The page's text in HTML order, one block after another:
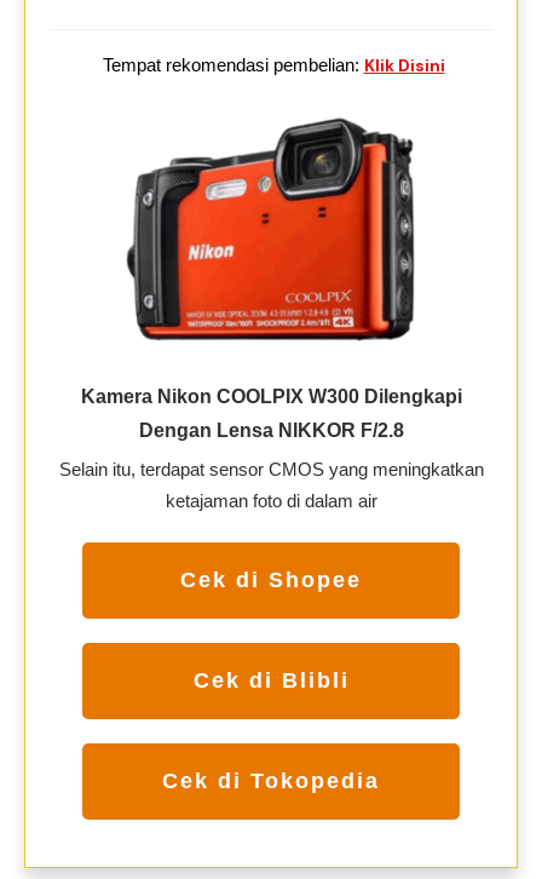
Tempat rekomendasi pembelian: Klik Disini
Kamera Nikon COOLPIX W300 Dilengkapi
Dengan Lensa NIKKOR F/2.8
Selain itu, terdapat sensor CMOS yang meningkatkan
ketajaman foto di dalam air
Cek di Shopee
Cek di Blibli
Cek di Tokopedia